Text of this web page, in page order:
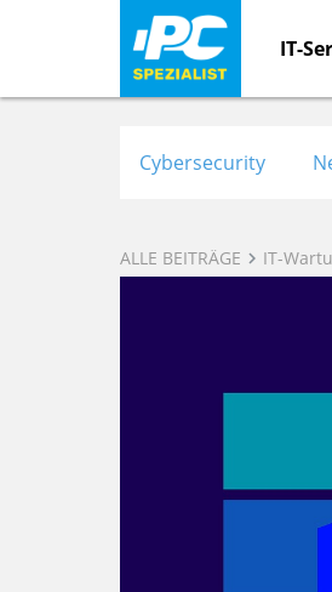
IT-
Cybersecurity
ALLE BEITRÄGE IT-